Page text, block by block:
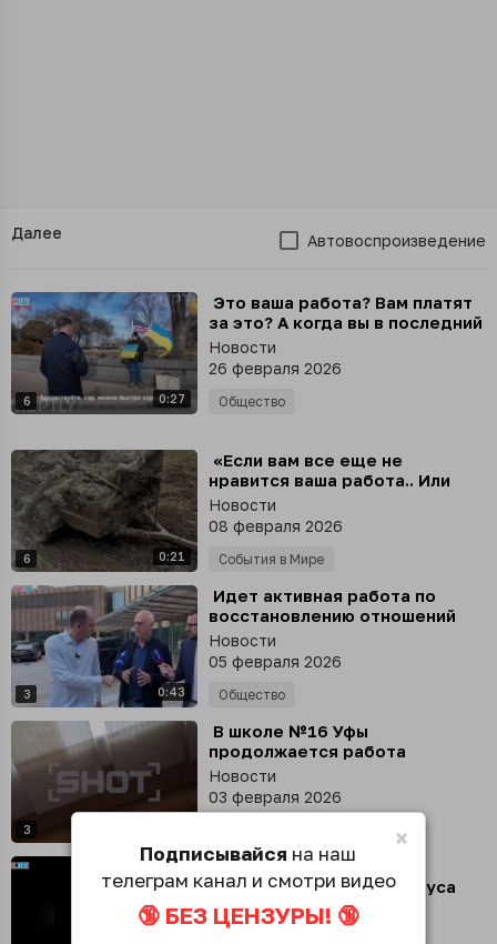
Далее Автовоспроизведение
6 0:27
⁣ Это ваша работа? Вам платят
за это? А когда вы в последний
раз работали? Вы ищете
работу
Новости
26 февраля 2026
Общество
6 0:21
⁣ «Если вам все еще не
нравится ваша работа.. Или
кажется, что она сложная..»
Новости
08 февраля 2026
События в Мире
3 0:43
⁣ Идет активная работа по
восстановлению отношений
России и США, - Дмитриев по
итогам переговоров в Абу-
Даби
Новости
05 февраля 2026
Общество
3
⁣ В школе №16 Уфы
продолжается работа
экстренных служб после
нападения ученика
Новости
03 февраля 2026
⁣ Бригады «Север-V»
Добровольческого корпуса
пресекли попытку ВСУ нанести
удар вглубь РФ
Новости
29 января 2026
×
Подписывайся на наш
телеграм канал и смотри видео
🔞 БЕЗ ЦЕНЗУРЫ! 🔞